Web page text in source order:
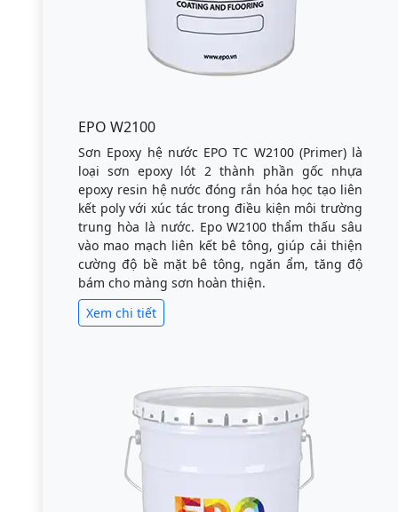
EPO W2100
Sơn Epoxy hệ nước EPO TC W2100 (Primer) là
loại sơn epoxy lót 2 thành phần gốc nhựa
epoxy resin hệ nước đóng rắn hóa học tạo liên
kết poly với xúc tác trong điều kiện môi trường
trung hòa là nước. Epo W2100 thẩm thấu sâu
vào mao mạch liên kết bê tông, giúp cải thiện
cường độ bề mặt bê tông, ngăn ẩm, tăng độ
bám cho màng sơn hoàn thiện.
Xem chi tiết